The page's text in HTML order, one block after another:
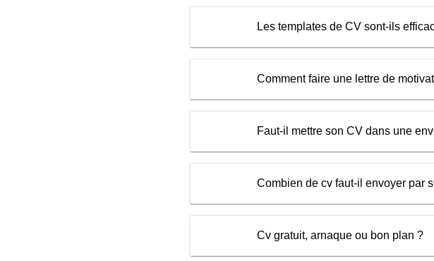
Les templates de CV sont-ils
Comment faire une lettre de
Faut-il mettre son CV dans une
Combien de cv faut-il envoyer par
Cv gratuit, arnaque ou bon plan ?